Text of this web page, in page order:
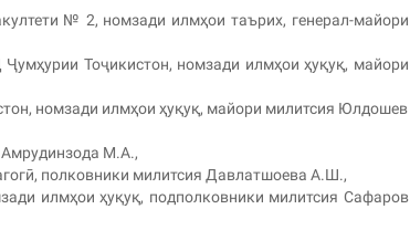
№ 2, номзади илмҳои таърих, генерал-майори
Тоҷикистон, номзади илмҳои ҳуқуқ, майори
номзади илмҳои ҳуқуқ, майори милитсия Юлдошев
Амрудинзода М.А.,
полковники милитсия Давлатшоева А.Ш.,
илмҳои ҳуқуқ, подполковники милитсия Сафаров